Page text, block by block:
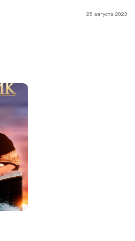
25 августа 2023